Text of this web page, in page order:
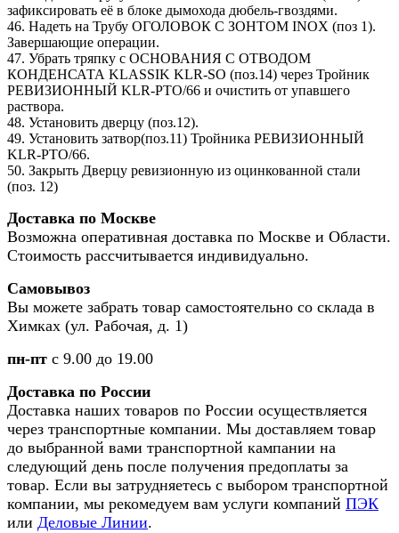
зафиксировать её в блоке дымохода дюбель-гвоздями.
46. Надеть на Трубу ОГОЛОВОК С ЗОНТОМ INOX (поз 1).
Завершающие операции.
47. Убрать тряпку с ОСНОВАНИЯ С ОТВОДОМ
КОНДЕНСАТА KLASSIK KLR-SO (поз.14) через Тройник
РЕВИЗИОННЫЙ KLR-PTO/66 и очистить от упавшего
раствора.
48. Установить дверцу (поз.12).
49. Установить затвор(поз.11) Тройника РЕВИЗИОННЫЙ
KLR-PTO/66.
50. Закрыть Дверцу ревизионную из оцинкованной стали
(поз. 12)
Доставка по Москве
Возможна оперативная доставка по Москве и Области.
Стоимость рассчитывается индивидуально.
Самовывоз
Вы можете забрать товар самостоятельно со склада в
Химках (ул. Рабочая, д. 1)
пн-пт с 9.00 до 19.00
Доставка по России
Доставка наших товаров по России осуществляется
через транспортные компании. Мы доставляем товар
до выбранной вами транспортной кампании на
следующий день после получения предоплаты за
товар. Если вы затрудняетесь с выбором транспортной
компании, мы рекомедуем вам услуги компаний ПЭК
или Деловые Линии.